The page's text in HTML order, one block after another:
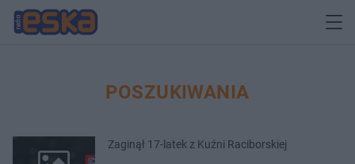
POSZUKIWANIA
Zaginął 17-latek z Kuźni Raciborskiej